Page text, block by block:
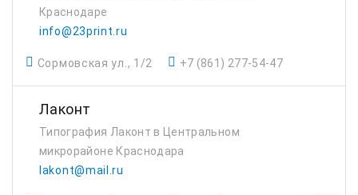
Краснодаре
info@23print.ru
Сормовская ул., 1/2 +7 (861) 277-54-47
Лаконт
Типография Лаконт в Центральном
микрорайоне Краснодара
lakont@mail.ru